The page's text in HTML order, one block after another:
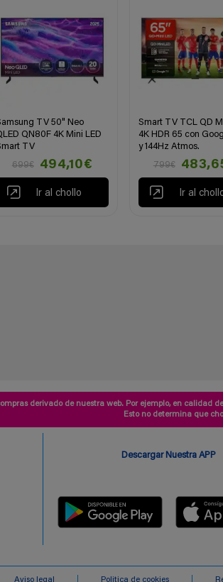
TV 50" Neo
QN80F 4K Mini LED
TV
699€
494,10€
Ir al chollo
Smart TV TCL QD
4K HDR 65 con
y 144Hz Atmos.
799€
Ir al
derivado de nuestra web. Por ejemplo, en calidad
Esto no determina que
Descargar Nuestra APP
Aviso legal Politica de cookies